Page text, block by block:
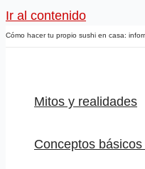
Ir al contenido
Cómo hacer tu propio sushi en casa:
Mitos y realidades
Conceptos